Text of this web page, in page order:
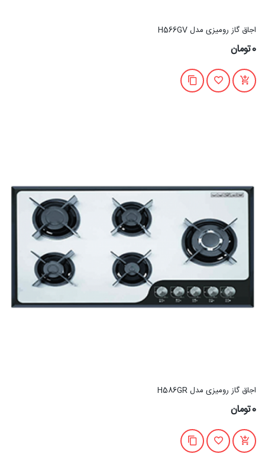
اجاق گاز رومیزی مدل H566GV
0تومان
اجاق گاز رومیزی مدل H586GR
0تومان